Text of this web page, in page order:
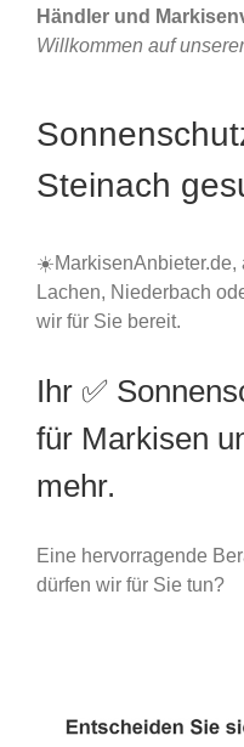
Händler und
Willkommen auf
Steinach
☀️MarkisenAnbieter.de,
Lachen, Niederbach
wir für Sie bereit.
Ihr ✅
für Markisen
mehr.
Eine hervorragende
dürfen wir für Sie tun?